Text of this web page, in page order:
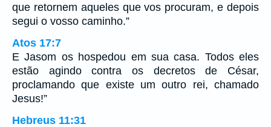
que retornem aqueles que vos procuram, e depois
segui o vosso caminho.”
Atos 17:7
E Jasom os hospedou em sua casa. Todos eles
estão agindo contra os decretos de César,
proclamando que existe um outro rei, chamado
Jesus!”
Hebreus 11:31